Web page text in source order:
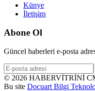
Künye
İletişim
Abone Ol
Güncel haberleri e-posta
© 2026 HABERVİTRİNİ
Bu site Docuart Bilgi